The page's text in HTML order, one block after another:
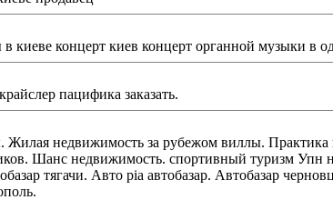
пацифика заказать.
за рубежом виллы. Практика недвижимость. Недвижимость в
Нежилая недвижимость находится на охраняемой